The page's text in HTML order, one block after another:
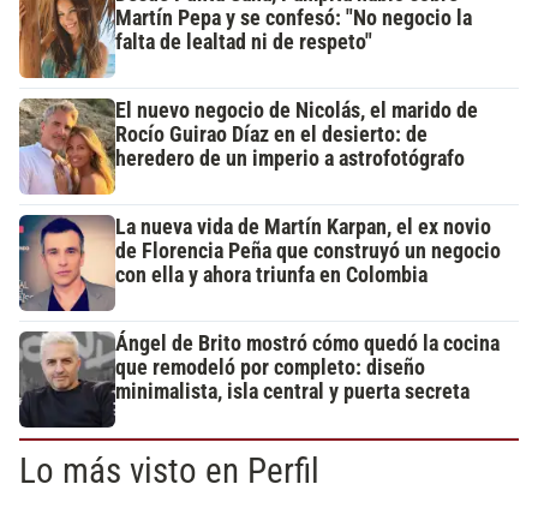
Martín Pepa y se confesó: "No negocio la
falta de lealtad ni de respeto"
El nuevo negocio de Nicolás, el marido de
Rocío Guirao Díaz en el desierto: de
heredero de un imperio a astrofotógrafo
La nueva vida de Martín Karpan, el ex novio
de Florencia Peña que construyó un negocio
con ella y ahora triunfa en Colombia
Ángel de Brito mostró cómo quedó la cocina
que remodeló por completo: diseño
minimalista, isla central y puerta secreta
Lo más visto en Perfil